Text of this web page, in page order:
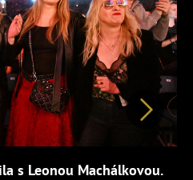
Další
s Leonou Machálkovou.